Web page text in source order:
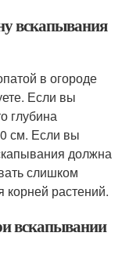
вскапывания
в огороде
Если вы
глубина
см. Если вы
должна
слишком
корней растений.
вскапывании